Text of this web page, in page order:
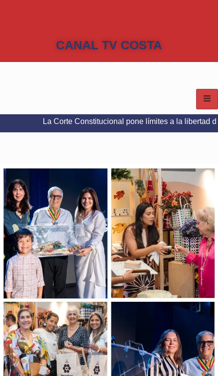
CANAL TV COSTA
Corte Constitucional pone límites a la libertad de expresión